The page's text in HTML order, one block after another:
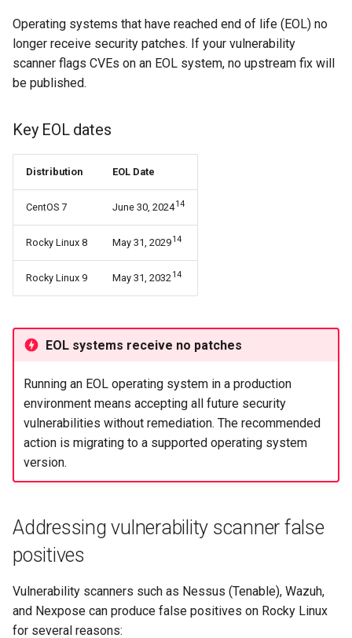
Operating systems that have reached end of life (EOL) no
longer receive security patches. If your vulnerability
scanner flags CVEs on an EOL system, no upstream fix will
be published.
Key EOL dates
Distribution EOL Date
CentOS 7 June 30, 202414
Rocky Linux 8 May 31, 202914
Rocky Linux 9 May 31, 203214
EOL systems receive no patches
Running an EOL operating system in a production
environment means accepting all future security
vulnerabilities without remediation. The recommended
action is migrating to a supported operating system
version.
Addressing vulnerability scanner false
positives
Vulnerability scanners such as Nessus (Tenable), Wazuh,
and Nexpose can produce false positives on Rocky Linux
for several reasons: